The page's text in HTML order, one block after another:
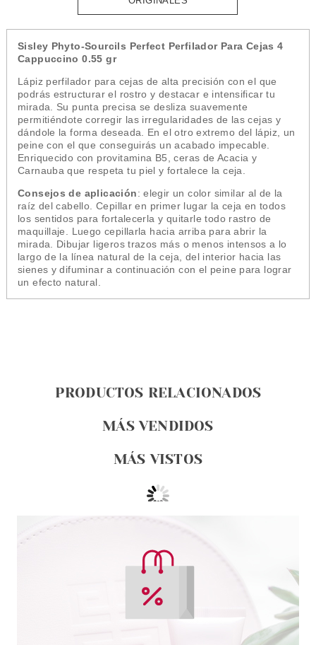
Sisley Phyto-Sourcils Perfect Perfilador Para Cejas 4
Cappuccino 0.55 gr
Lápiz perfilador para cejas de alta precisión con el que
podrás estructurar el rostro y destacar e intensificar tu
mirada. Su punta precisa se desliza suavemente
permitiéndote corregir las irregularidades de las cejas y
dándole la forma deseada. En el otro extremo del lápiz, un
peine con el que conseguirás un acabado impecable.
Enriquecido con provitamina B5, ceras de Acacia y
Carnauba que respeta tu piel y fortalece la ceja.
Consejos de aplicación: elegir un color similar al de la
raíz del cabello. Cepillar en primer lugar la ceja en todos
los sentidos para fortalecerla y quitarle todo rastro de
maquillaje. Luego cepillarla hacia arriba para abrir la
mirada. Dibujar ligeros trazos más o menos intensos a lo
largo de la línea natural de la ceja, del interior hacia las
sienes y difuminar a continuación con el peine para lograr
un efecto natural.
PRODUCTOS RELACIONADOS
MÁS VENDIDOS
MÁS VISTOS